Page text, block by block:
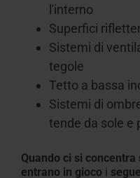
l'interno
Superfici
Sistemi di
tegole
Tetto a bassa
Sistemi di
tende da sole e
Quando ci si
entrano in gioco i